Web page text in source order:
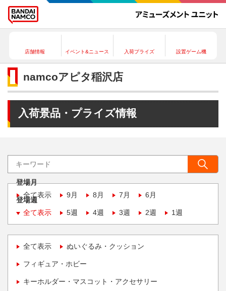
店舗情報 イベント&ニュース 入荷プライズ 設置ゲーム機
namcoアピタ稲沢店
入荷景品・プライズ情報
登場月
全て表示
9月 8月 7月 6月
登場週
全て表示
5週 4週 3週 2週 1週
全て表示 ぬいぐるみ・クッション
フィギュア・ホビー
キーホルダー・マスコット・アクセサリー